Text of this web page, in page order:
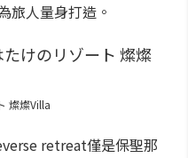
旅人量身打造。
燦燦Villa
retreat僅是保聖那